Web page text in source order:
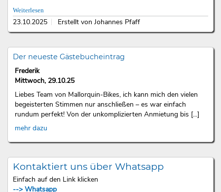
Weiterlesen
23.10.2025 Erstellt von Johannes Pfaff
Der neueste Gästebucheintrag
Frederik
Mittwoch, 29.10.25
Liebes Team von Mallorquin-Bikes, ich kann mich den vielen
begeisterten Stimmen nur anschließen – es war einfach
rundum perfekt! Von der unkomplizierten Anmietung bis [...]
mehr dazu
Kontaktiert uns über Whatsapp
Einfach auf den Link klicken
--> Whatsapp